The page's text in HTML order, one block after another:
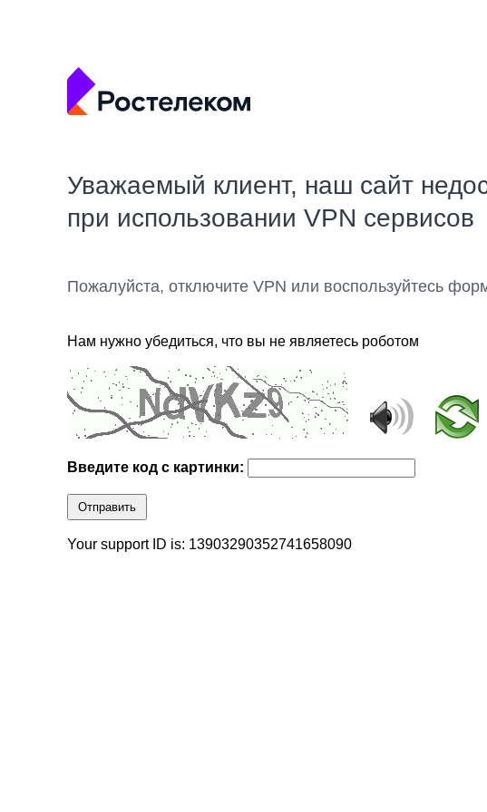
Уважаемый клиент, наш сайт
при использовании VPN сервисов
Пожалуйста, отключите VPN или воспользуйтесь
Нам нужно убедиться, что вы не являетесь роботом
Введите код с картинки:
Отправить
Your support ID is: 13903290352741658090